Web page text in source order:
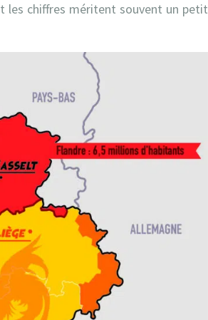
les chiffres méritent souvent un petit